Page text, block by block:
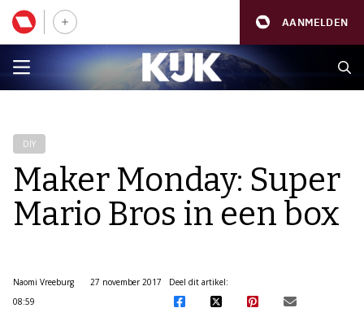
AANMELDEN
DIY
Maker Monday: Super
Mario Bros in een box
Naomi Vreeburg
27 november 2017
08:59
Deel dit artikel: